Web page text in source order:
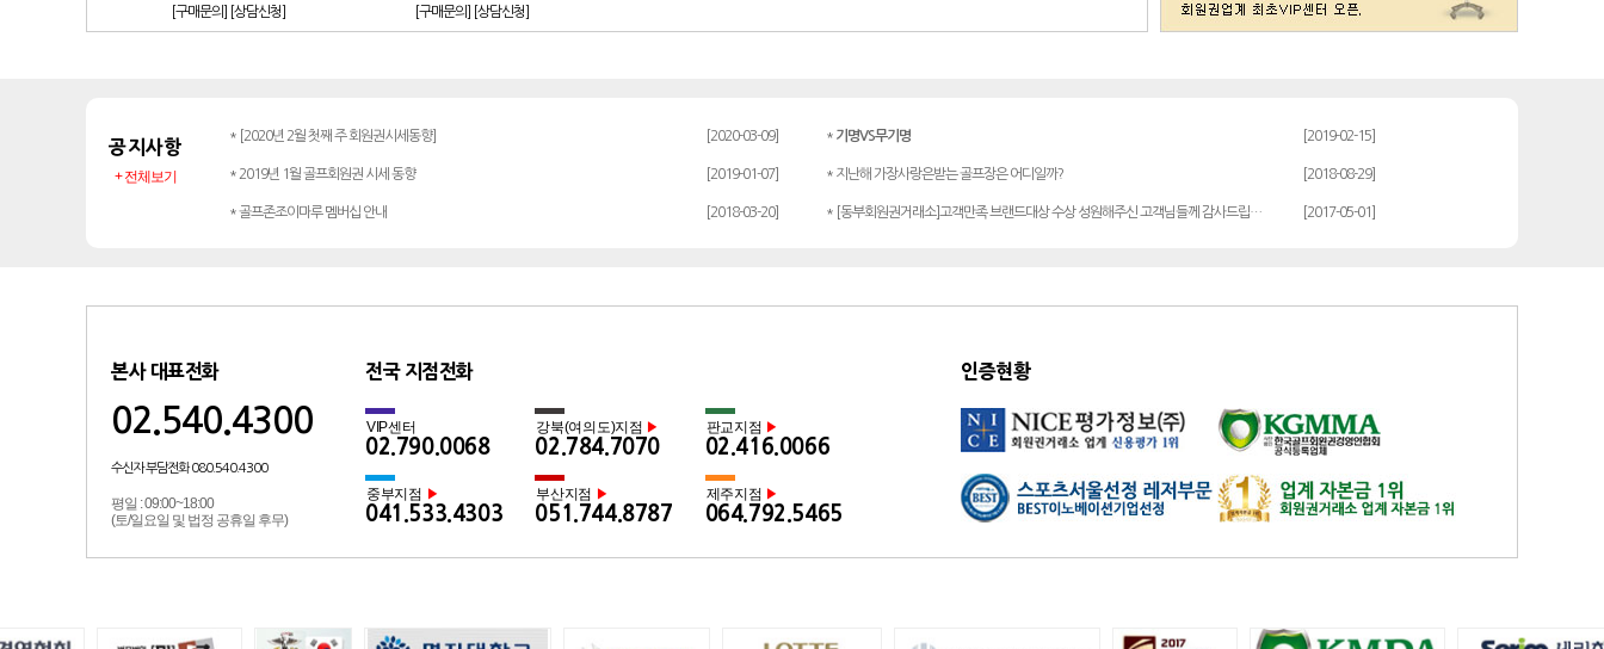
[구매문의] [상담신청] [구매문의] [상담신청] 렉스필드 일반 121000
일반
서원밸리 일반
송추 일반 79500
아시아나 일반
주중가족
아시아나 주중개인
아시아드 일반 48700
안성베네스트 주중(분2500)
공지사항
* [2020년 2월 첫째 주 회원권시세동향] [2020-03-09] * 기명VS무기명 [2019-02-15]
* 2019년 1월 골프회원권 시세 동향 [2019-01-07] * 지난해 가장사랑은받는 골프장은 어디일까? [2018-08-29]
* 골프존조이마루 멤버십 안내 [2018-03-20] * [동부회원권거래소]고객만족 브랜드대상 수상 성원해주신 고객님들께 감사드립… [2017-05-01]
+ 전체보기
본사 대표전화
02.540.4300
수신자 부담전화 080.540.4300
평일 : 09:00~18:00
(토/일요일 및 법정 공휴일 후무)
전국 지점전화
VIP센터
02.790.0068
강북(여의도)지점 ▶
02.784.7070
판교지점 ▶
02.416.0066
중부지점 ▶
041.533.4303
부산지점 ▶
051.744.8787
제주지점 ▶
064.792.5465
인증현황